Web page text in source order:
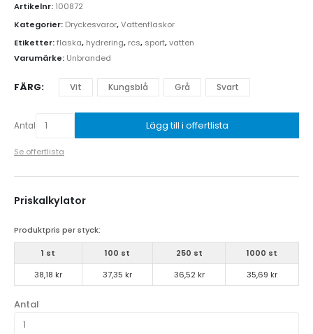
Artikelnr: 100872
Kategorier: Dryckesvaror,Vattenflaskor
Etiketter:flaska, hydrering, rcs, sport,vatten
Varumärke: Unbranded
FÄRG Vit Kungsblå Grå Svart
Antal Lägg till i offertlista
Se offertlista
Priskalkylator
Produktpris per styck:
1 st 100 st 250 st
1000 st
38,18 kr
37,35 kr 36,52 kr 35,69 kr
Antal